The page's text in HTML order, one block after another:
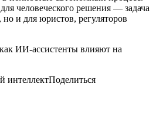
человеческого решения — задача
и для юристов, регуляторов
ИИ-ассистенты влияют на
интеллектПоделиться